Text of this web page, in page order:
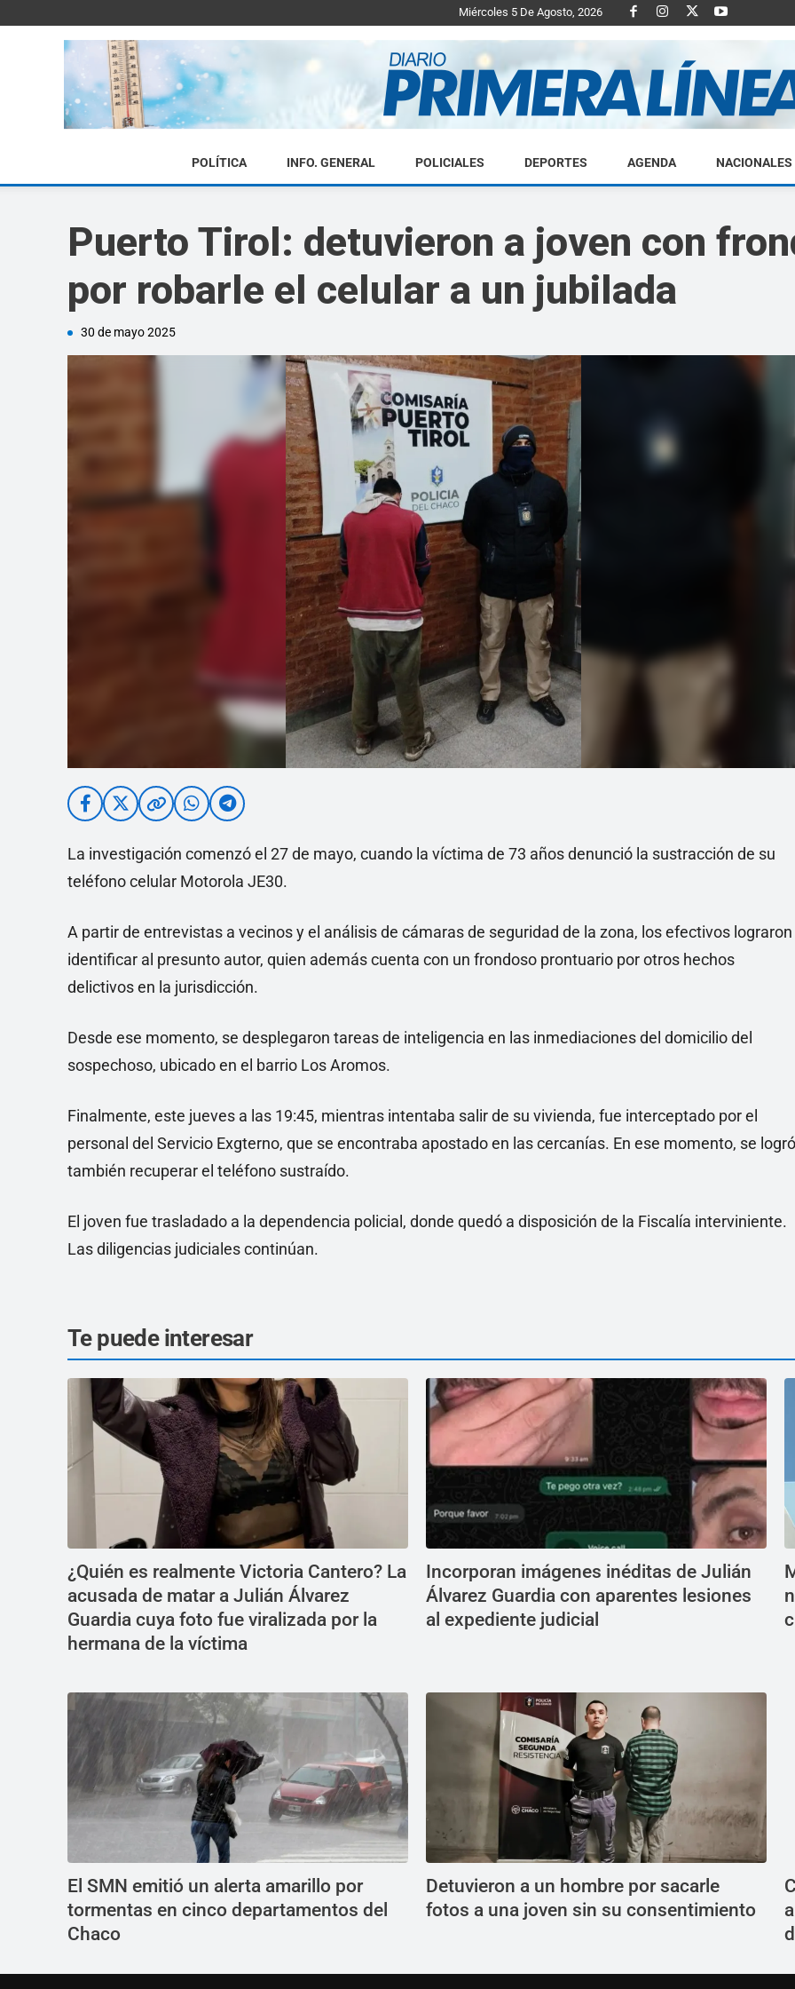
Miércoles 5 De Agosto, 2026
Diario
Primera
POLÍTICA INFO. GENERAL POLICIALES DEPORTES AGENDA NACIONALES
Puerto Tirol: detuvieron a joven con
por robarle el celular a un jubilada
30 de mayo 2025
La investigación comenzó el 27 de mayo, cuando la víctima de 73 años denunció la sustracción de su
teléfono celular Motorola JE30.
A partir de entrevistas a vecinos y el análisis de cámaras de seguridad de la zona, los efectivos lograron
identificar al presunto autor, quien además cuenta con un frondoso prontuario por otros hechos
delictivos en la jurisdicción.
Desde ese momento, se desplegaron tareas de inteligencia en las inmediaciones del domicilio del
sospechoso, ubicado en el barrio Los Aromos.
Finalmente, este jueves a las 19:45, mientras intentaba salir de su vivienda, fue interceptado por el
personal del Servicio Exgterno, que se encontraba apostado en las cercanías. En ese momento, se logró
también recuperar el teléfono sustraído.
El joven fue trasladado a la dependencia policial, donde quedó a disposición de la Fiscalía interviniente.
Las diligencias judiciales continúan.
Te puede interesar
¿Quién es realmente Victoria Cantero? La
acusada de matar a Julián Álvarez
Guardia cuya foto fue viralizada por la
hermana de la víctima
Incorporan imágenes inéditas de Julián
Álvarez Guardia con aparentes lesiones
al expediente judicial
El SMN emitió un alerta amarillo por
tormentas en cinco departamentos del
Chaco
Detuvieron a un hombre por sacarle
fotos a una joven sin su consentimiento